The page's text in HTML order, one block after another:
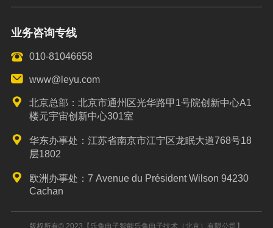
业务咨询专线
010-81046658
www@leyu.com
北京总部：北京市通州区光华路甲1号院创新中心A1
楼元宇宙创新中心301室
华东办事处：江苏省南京市江宁区龙眠大道768号18
层1802
欧洲办事处：7 Avenue du Président Wilson 94230
Cachan